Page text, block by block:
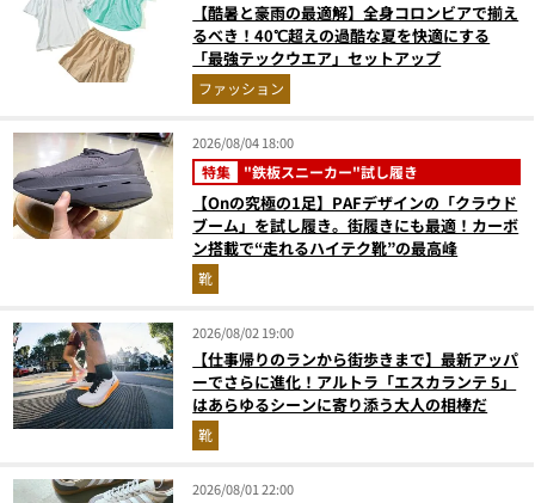
【酷暑と豪雨の最適解】全身コロンビアで揃え
るべき！40℃超えの過酷な夏を快適にする
「最強テックウエア」セットアップ
ファッション
2026/08/04 18:00
特集 "鉄板スニーカー"試し履き
【Onの究極の1足】PAFデザインの「クラウド
ブーム」を試し履き。街履きにも最適！カーボ
ン搭載で“走れるハイテク靴”の最高峰
靴
2026/08/02 19:00
【仕事帰りのランから街歩きまで】最新アッパ
ーでさらに進化！アルトラ「エスカランテ 5」
はあらゆるシーンに寄り添う大人の相棒だ
靴
2026/08/01 22:00